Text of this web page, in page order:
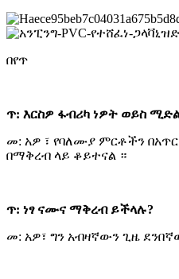
በየጥ
ጥ: እርስዎ ፋብሪካ ነዎት ወይስ
መ: አዎ ፣ የባለሙያ ምርቶችን
በማቅረብ ላይ ቆይተናል ።
ጥ: ነፃ ናሙና ማቅረብ ይችላሉ?
መ: አዎ፣ ግን አብዛኛውን ጊዜ